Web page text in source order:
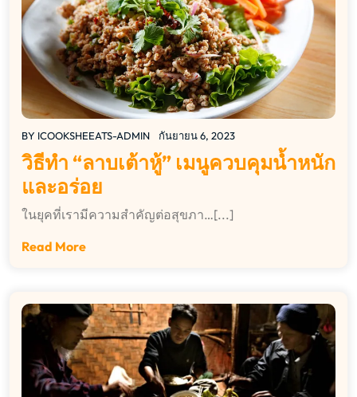
BY ICOOKSHEEATS-ADMIN กันยายน 6, 2023
วิธีทำ “ลาบเต้าหู้” เมนูควบคุมน้ำหนัก
และอร่อย
ในยุคที่เรามีความสำคัญต่อสุขภา…[...]
Read More